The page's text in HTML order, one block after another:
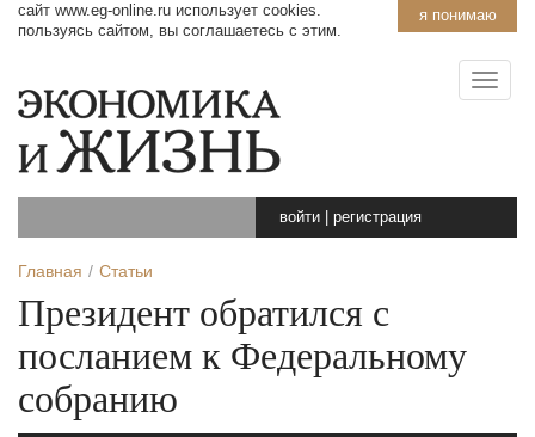
я понимаю
сайт www.eg-online.ru использует cookies.
пользуясь сайтом, вы соглашаетесь с этим.
войти регистрация
Главная Статьи
Президент обратился с
посланием к Федеральному
собранию